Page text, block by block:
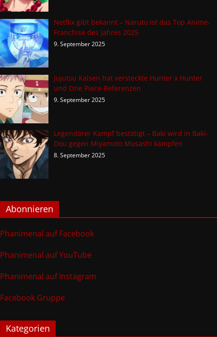
Netflix gibt bekannt – Naruto ist das Top Anime-
Franchise des Jahres 2025
9. September 2025
Jujutsu Kaisen hat versteckte Hunter x Hunter
und One Piece-Referenzen
9. September 2025
Legendärer Kampf bestätigt – Baki wird in Baki-
Dou gegen Miyamoto Musashi kämpfen
8. September 2025
Abonnieren
Phanimenal auf Facebook
Phanimenal auf YouTube
Phanimenal auf Instagram
Facebook Gruppe
Kategorien